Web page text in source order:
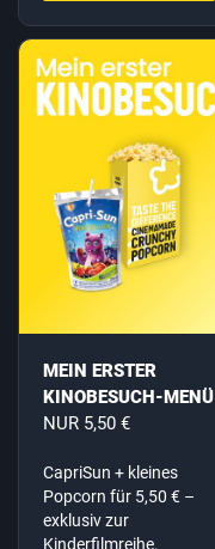
MEIN ERSTER
KINOBESUCH-MENÜ
NUR 5,50 €
CapriSun + kleines
Popcorn für 5,50 € –
exklusiv zur
Kinderfilmreihe.